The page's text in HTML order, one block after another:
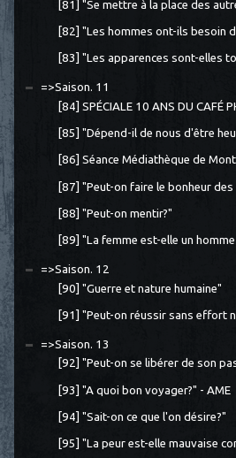
[81] "Se mettre à la place des
[82] "Les hommes ont-ils besoin
[83] "Les apparences sont-elles
=>Saison. 11
[84] SPÉCIALE 10 ANS DU CAFÉ
[85] "Dépend-il de nous d'être
[86] Séance Médiathèque de
[87] "Peut-on faire le bonheur des
[88] "Peut-on mentir?"
[89] "La femme est-elle un
=>Saison. 12
[90] "Guerre et nature humaine"
[91] "Peut-on réussir sans effort
=>Saison. 13
[92] "Peut-on se libérer de son
[93] "A quoi bon voyager?" - AME
[94] "Sait-on ce que l'on désire?"
[95] "La peur est-elle mauvaise